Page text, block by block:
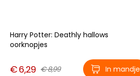
Harry Potter: Deathly hallows
oorknopjes
€ 6,29 € 8,99 In mandje